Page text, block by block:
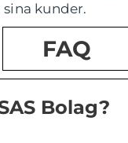
kunder.
FAQ
Bolag?